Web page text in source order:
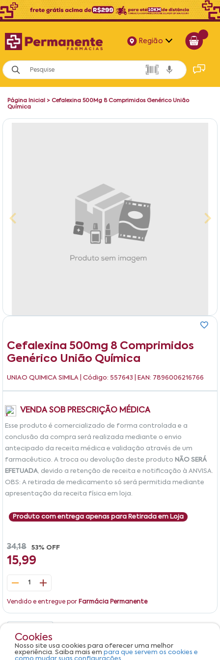
Região
Alagoas
Bahia
Página Inicial > Cefalexina 500Mg 8 Comprimidos Genérico União
Química
Cefalexina 500mg 8 Comprimidos
Genérico União Química
UNIAO QUIMICA SIMILA | Código: 557643 | EAN: 7896006216766
VENDA SOB PRESCRIÇÃO MÉDICA
Esse produto é comercializado de forma controlada e a
conclusão da compra será realizada mediante o envio
antecipado da receita médica e validação através de um
farmacêutico. A troca ou devolução deste produto NÃO SERÁ
EFETUADA, devido a retenção de receita e notificação à ANVISA.
OBS: A retirada de medicamento só será permitida mediante
apresentação da receita física em loja.
Produto com entrega apenas para Retirada em Loja
34,18 53% OFF
15,99
1
Vendido e entregue por Farmácia Permanente
Produto não apresenta descrição.
Cookies
Nosso site usa cookies para oferecer uma melhor
experiência. Saiba mais em para que servem os cookies e